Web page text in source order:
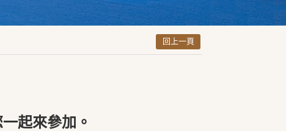
回上一頁
起來參加。